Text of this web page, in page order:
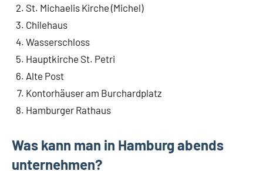
St. Michaelis Kirche (Michel)
Chilehaus
Wasserschloss
Hauptkirche St. Petri
Alte Post
Kontorhäuser am Burchardplatz
Hamburger Rathaus
Was kann man in Hamburg abends
unternehmen?